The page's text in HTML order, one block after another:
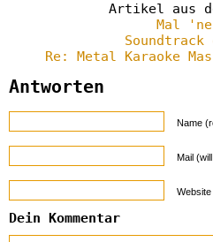
Artikel aus
Mal
Soundtrack
Re: Metal Karaoke
Antworten
Name
Mail
Website
Dein Kommentar